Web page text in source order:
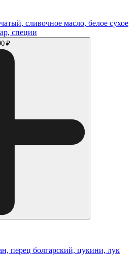
сливочное масло, белое сухое
специи
₽
перец болгарский, цукини, лук